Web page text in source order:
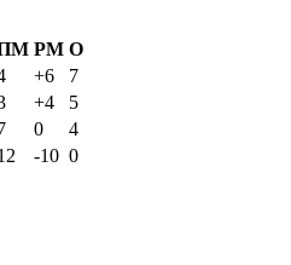
РМ О
+6
7
+4
5
0
4
-10 0